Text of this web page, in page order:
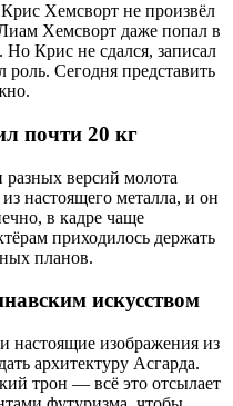
Хемсворт не произвёл
Хемсворт даже попал в
Крис не сдался, записал
Сегодня представить
почти 20 кг
разных версий молота
настоящего металла, и он
в кадре чаще
приходилось держать
планов.
искусством
настоящие изображения из
архитектуру Асгарда.
трон — всё это отсылает